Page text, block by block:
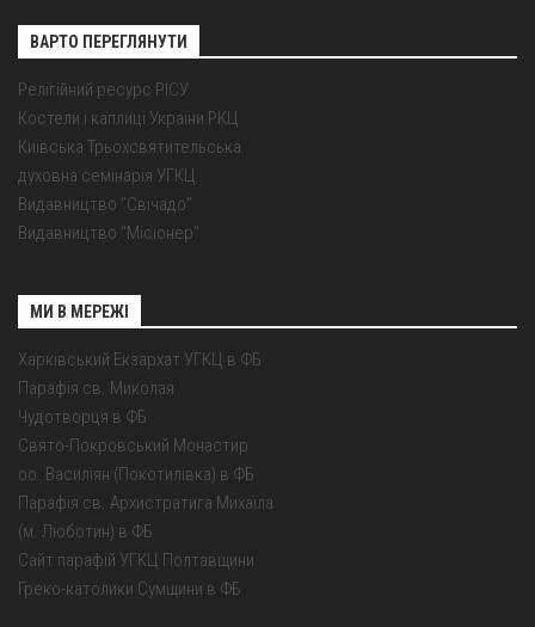
ВАРТО ПЕРЕГЛЯНУТИ
Релігійний ресурс РІСУ
Костели і каплиці України РКЦ
Київська Трьохсвятительська
духовна семінарія УГКЦ
Видавництво "Свічадо"
Видавництво "Місіонер"
МИ В МЕРЕЖІ
Харківський Екзархат УГКЦ в ФБ
Парафія св. Миколая
Чудотворця в ФБ
Свято-Покровський Монастир
оо. Василіян (Покотилівка) в ФБ
Парафія св. Архистратига Михаїла
(м. Люботин) в ФБ
Сайт парафій УГКЦ Полтавщини
Греко-католики Сумщини в ФБ